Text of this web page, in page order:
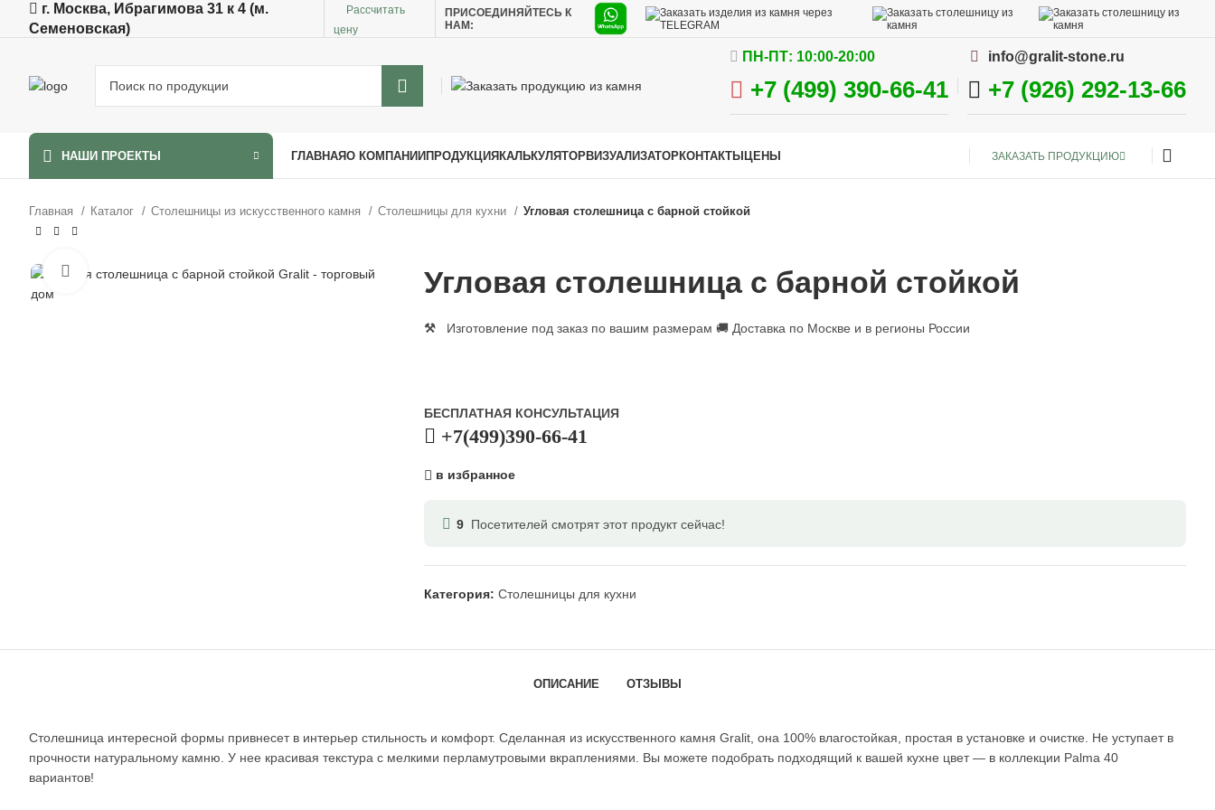
г. Москва, Ибрагимова 31 к 4 (м.
Семеновская)
Рассчитать
цену
ПРИСОЕДИНЯЙТЕСЬ К
НАМ:
ПН-ПТ: 10:00-20:00
+7 (499) 390-66-41
info@gralit-stone.ru
+7 (926) 292-13-66
НАШИ ПРОЕКТЫ ГЛАВНАЯО КОМПАНИИПРОДУКЦИЯКАЛЬКУЛЯТОРВИЗУАЛИЗАТОРКОНТАКТЫЦЕНЫ ЗАКАЗАТЬ ПРОДУКЦИЮ
Главная Каталог Столешницы из искусственного камня Столешницы для кухни Угловая столешница с барной стойкой
Увеличить Угловая столешница с барной стойкой
⚒Изготовление под заказ по вашим размерам 🚚 Доставка по Москве и в регионы России
БЕСПЛАТНАЯ КОНСУЛЬТАЦИЯ
+7(499)390-66-41
в избранное
9 Посетителей смотрят этот продукт сейчас!
Категория: Столешницы для кухни
ОПИСАНИЕ ОТЗЫВЫ
Столешница интересной формы привнесет в интерьер стильность и комфорт. Сделанная из искусственного камня Gralit, она 100% влагостойкая, простая в установке и очистке. Не уступает в
прочности натуральному камню. У нее красивая текстура с мелкими перламутровыми вкраплениями. Вы можете подобрать подходящий к вашей кухне цвет — в коллекции Palma 40
вариантов!